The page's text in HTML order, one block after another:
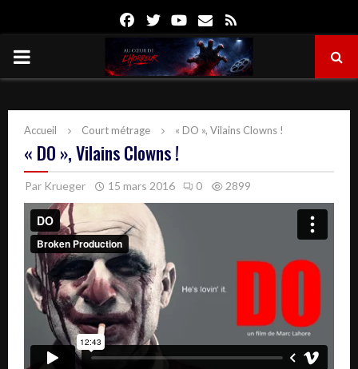
FacebookTwitterYoutube
Email
PRIMARY
Accueil Court métrage « DO », Vilains Clowns !
« DO », Vilains Clowns !
Par Krueger 15 mars 2016 0 2899